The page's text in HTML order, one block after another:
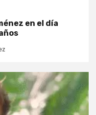
en el día